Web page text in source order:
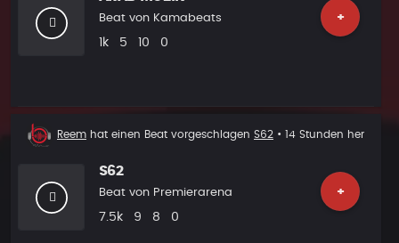
+
Beat von Kamabeats
Plays
1k Likes
5 Vorgeschlagen
10 Kommentare
0
Beat
Reem hat einen Beat vorgeschlagen S62 • 14 Stunden her
S62
+
Beat von Premierarena
Plays
7.5k Likes
9 Vorgeschlagen
8 Kommentare
0